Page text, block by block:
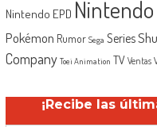
Nintendo EPD
Pokémon Rumor Sega Series
Company Toei Animation TV Ventas
¡Recibe las